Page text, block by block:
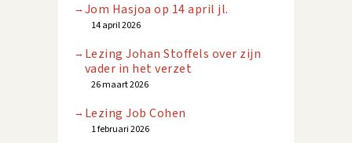
Jom Hasjoa op 14 april jl.
14 april 2026
Lezing Johan Stoffels over zijn
vader in het verzet
26 maart 2026
Lezing Job Cohen
1 februari 2026